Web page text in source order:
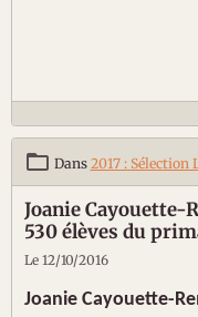
Dans 2017 : Sélection
Joanie Cayouette-
530 élèves du
Le 12/10/2016
Joanie Cayouette-